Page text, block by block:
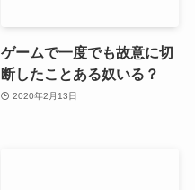
ゲームで一度でも故意に切
断したことある奴いる？
2020年2月13日